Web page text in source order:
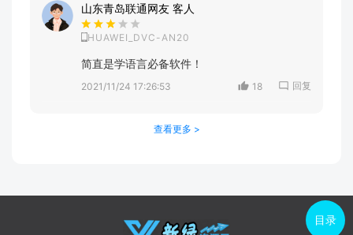
山东青岛联通网友 客人
HUAWEI_DVC-AN20
简直是学语言必备软件！
2021/11/24 17:26:53 18 回复
查看更多 >
目录